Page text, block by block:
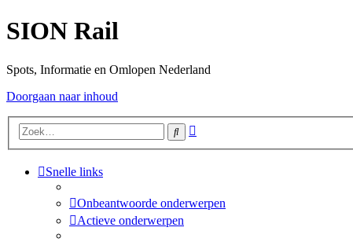
SION Rail
Spots, Informatie en Omlopen Nederland
Doorgaan naar inhoud
Zoek
Snelle links
Onbeantwoorde onderwerpen
Actieve onderwerpen